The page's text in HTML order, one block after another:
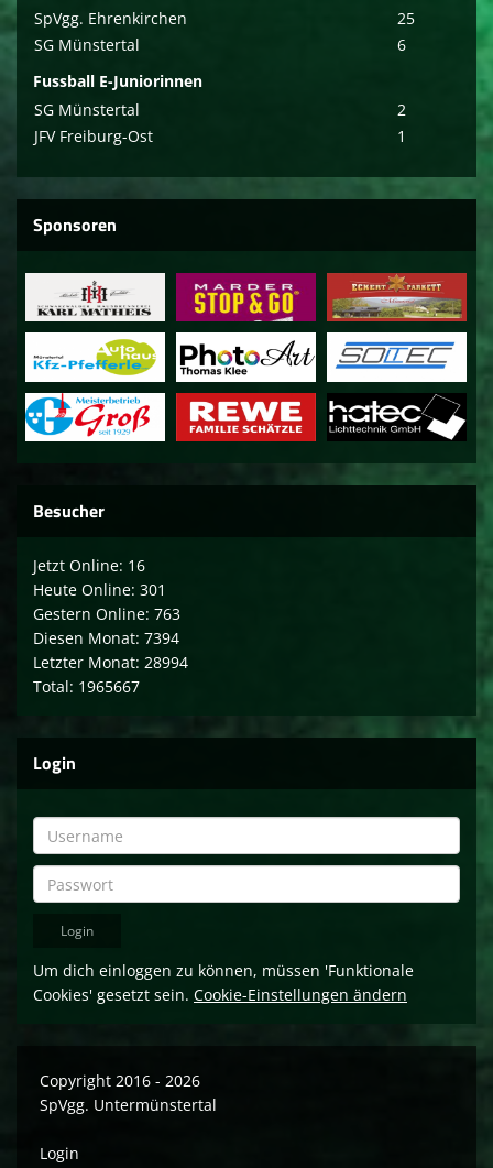
SpVgg. Ehrenkirchen
25
SG Münstertal
6
Fussball E-Juniorinnen
SG Münstertal
2
JFV Freiburg-Ost
1
Sponsoren
Besucher
Jetzt Online: 16
Heute Online: 301
Gestern Online: 763
Diesen Monat: 7394
Letzter Monat: 28994
Total: 1965667
Login
Um dich einloggen zu können, müssen 'Funktionale
Cookies' gesetzt sein. Cookie-Einstellungen ändern
Copyright 2016 - 2026
SpVgg. Untermünstertal
Login